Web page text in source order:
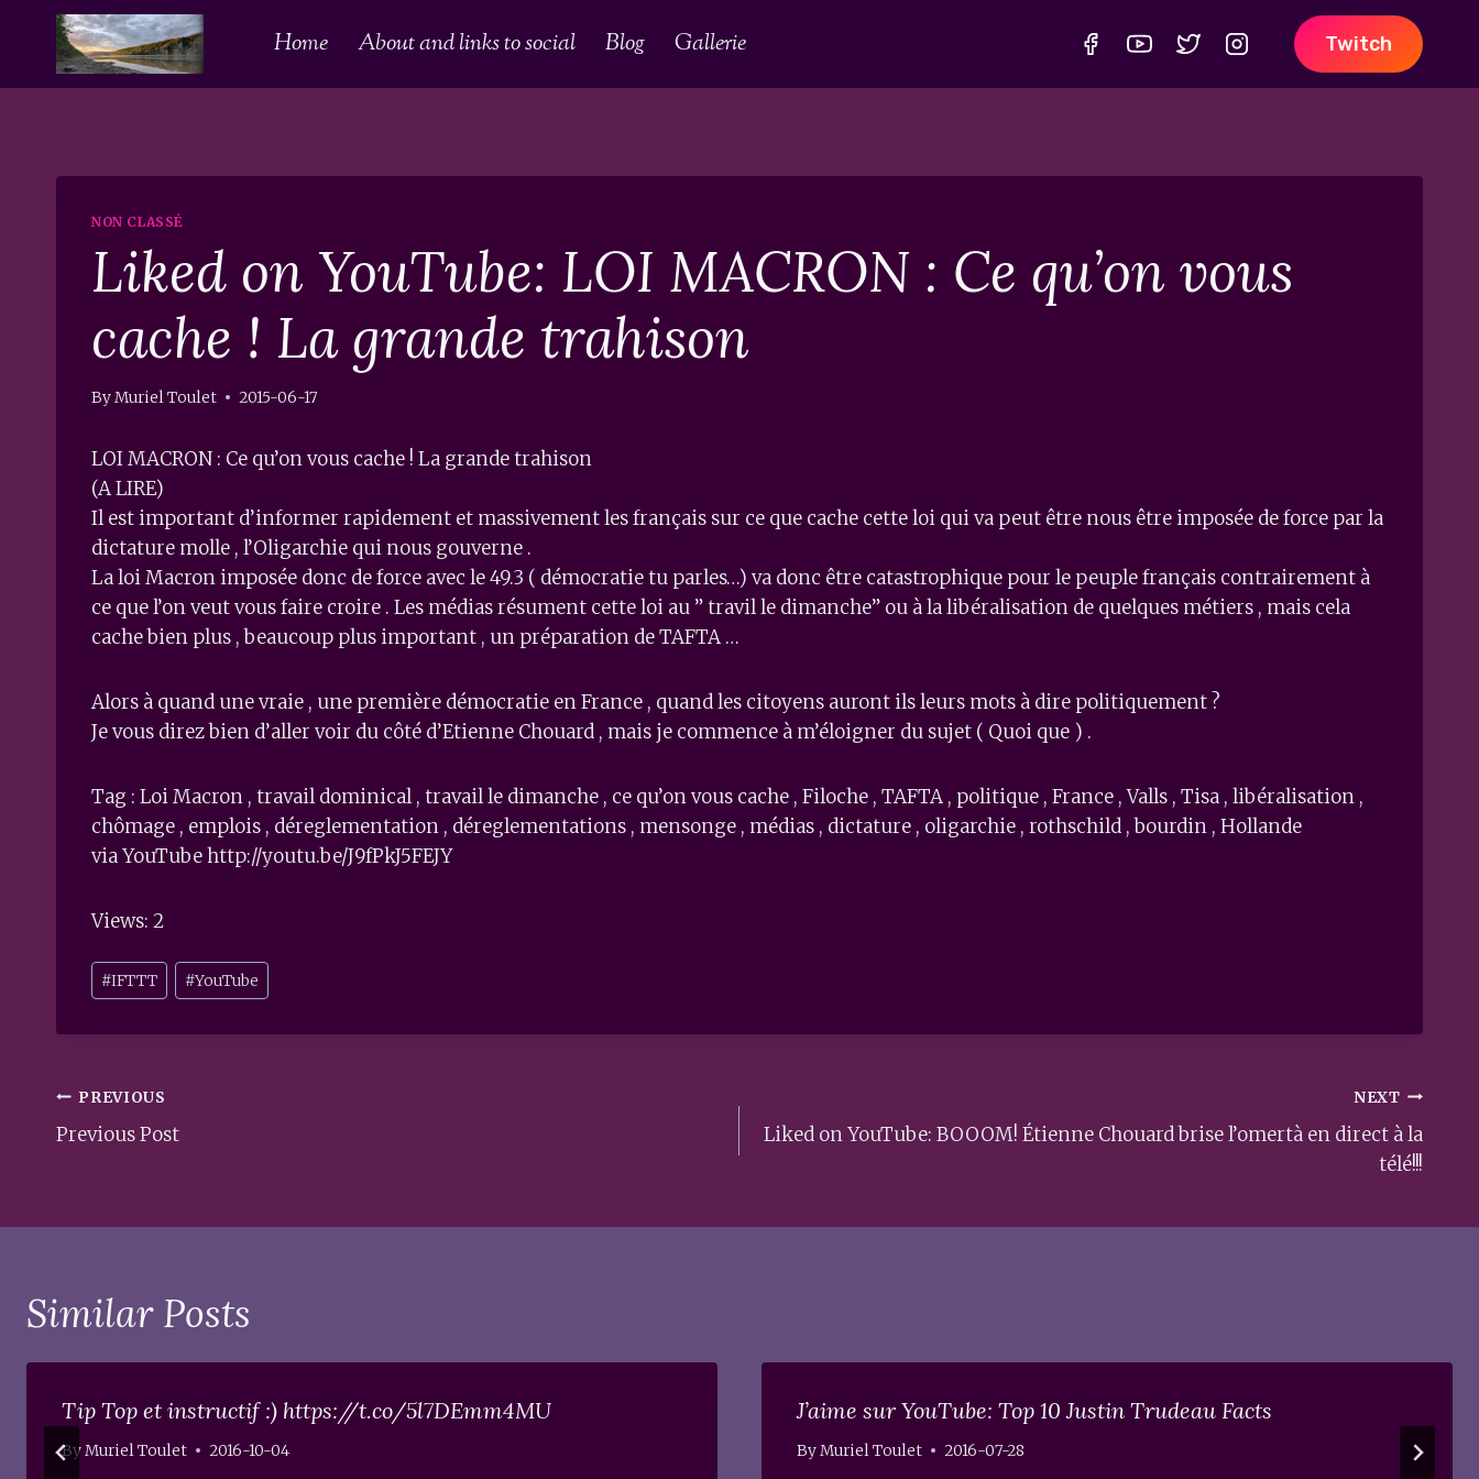
content
Home About and links to social Blog Gallerie Twitch
NON CLASSÉ
Liked on YouTube: LOI MACRON : Ce qu’on vous
cache ! La grande trahison
ByMuriel Toulet 2015-06-17
LOI MACRON : Ce qu’on vous cache ! La grande trahison
(A LIRE)
Il est important d’informer rapidement et massivement les français sur ce que cache cette loi qui va peut être nous être imposée de force par la
dictature molle , l’Oligarchie qui nous gouverne .
La loi Macron imposée donc de force avec le 49.3 ( démocratie tu parles…) va donc être catastrophique pour le peuple français contrairement à
ce que l’on veut vous faire croire . Les médias résument cette loi au ” travil le dimanche” ou à la libéralisation de quelques métiers , mais cela
cache bien plus , beaucoup plus important , un préparation de TAFTA …
Alors à quand une vraie , une première démocratie en France , quand les citoyens auront ils leurs mots à dire politiquement ?
Je vous direz bien d’aller voir du côté d’Etienne Chouard , mais je commence à m’éloigner du sujet ( Quoi que ) .
Tag : Loi Macron , travail dominical , travail le dimanche , ce qu’on vous cache , Filoche , TAFTA , politique , France , Valls , Tisa , libéralisation ,
chômage , emplois , déreglementation , déreglementations , mensonge , médias , dictature , oligarchie , rothschild , bourdin , Hollande
via YouTube http://youtu.be/J9fPkJ5FEJY
Views: 2
Post
Tags:
#IFTTT #YouTube
Post
navigation
PREVIOUS
Previous Post
NEXT
Liked on YouTube: BOOOM! Étienne Chouard brise l’omertà en direct à la
télé!!!
Similar Posts
Tip Top et instructif :) https://t.co/5l7DEmm4MU
ByMuriel Toulet 2016-10-04
J’aime sur YouTube: Top 10 Justin Trudeau Facts
ByMuriel Toulet 2016-07-28